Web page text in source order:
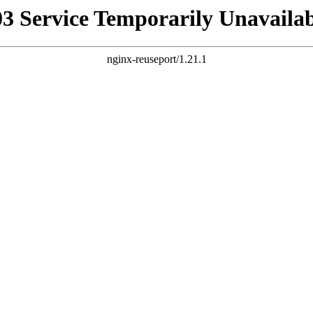
Service Temporarily
nginx-reuseport/1.21.1